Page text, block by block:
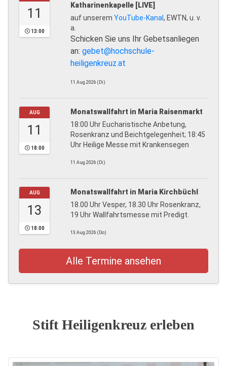
11
13:00
Katharinenkapelle [LIVE]
auf unserem YouTube-Kanal, EWTN, u. v.
a.
Schicken Sie uns Ihr Gebetsanliegen
an: gebet@hochschule-
heiligenkreuz.at
11.Aug.2026 (Di)
AUG
11
18:00
Monatswallfahrt in Maria Raisenmarkt
18:00 Uhr Eucharistische Anbetung,
Rosenkranz und Beichtgelegenheit; 18:45
Uhr Heilige Messe mit Krankensegen
11.Aug.2026 (Di)
AUG
13
18:00
Monatswallfahrt in Maria Kirchbüchl
18.00 Uhr Vesper, 18.30 Uhr Rosenkranz,
19 Uhr Wallfahrtsmesse mit Predigt.
13.Aug.2026 (Do)
Alle Termine ansehen
Stift Heiligenkreuz erleben